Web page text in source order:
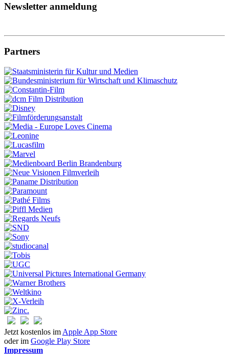
Newsletter anmeldung
Partners
Jetzt kostenlos im Apple App Store
oder im Google Play Store
Impressum